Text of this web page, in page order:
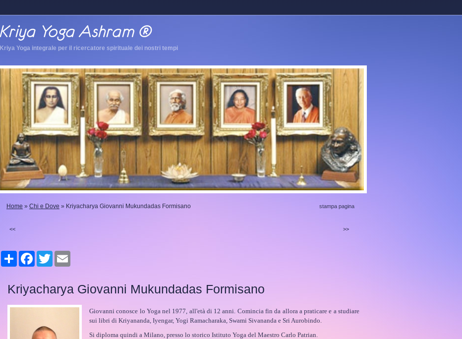
Kriya Yoga integrale per il ricercatore spirituale dei nostri tempi
Home » Chi e Dove » Kriyacharya Giovanni Mukundadas Formisano stampa pagina
<< >>
Share FacebookTwitter
Kriyacharya Giovanni Mukundadas Formisano
Giovanni conosce lo Yoga nel 1977, all'età di 12 anni. Comincia fin da allora a praticare e a studiare
sui libri di Kriyananda, Iyengar, Yogi Ramacharaka, Swami Sivananda e Sri Aurobindo.
Si diploma quindi a Milano, presso lo storico Istituto Yoga del Maestro Carlo Patrian.